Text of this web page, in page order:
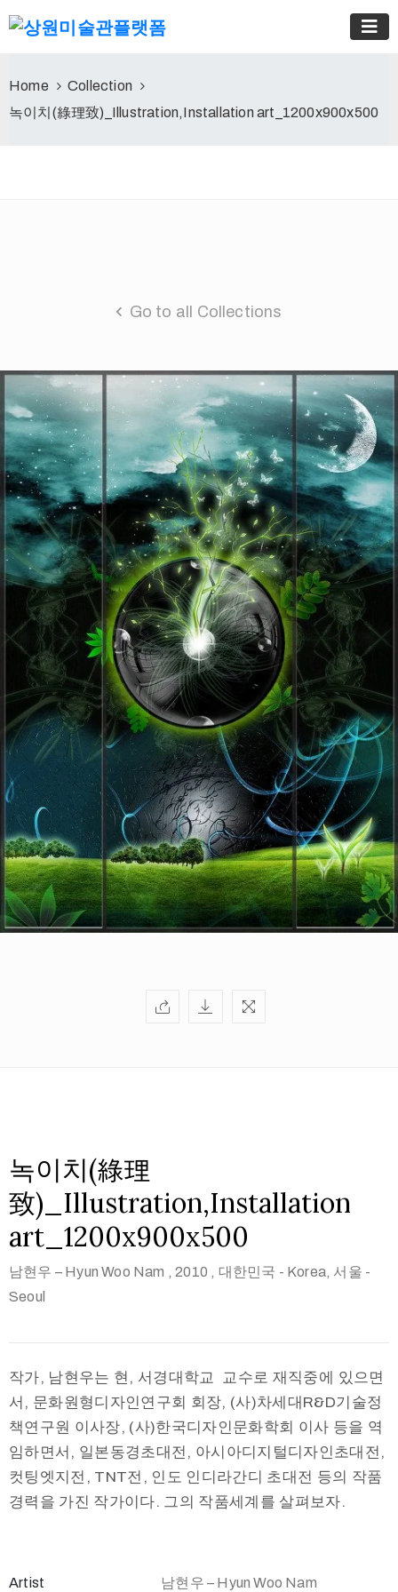
Home
Collection
녹이치(綠理致)_Illustration,Installation art_1200x900x500
Go to all Collections
녹이치(綠理
致)_Illustration,Installation
art_1200x900x500
남현우 – Hyun Woo Nam , 2010 , 대한민국 - Korea, 서울 -
Seoul
작가, 남현우는 현, 서경대학교 교수로 재직중에 있으면
서, 문화원형디자인연구회 회장, (사)차세대R&D기술정
책연구원 이사장, (사)한국디자인문화학회 이사 등을 역
임하면서, 일본동경초대전, 아시아디지털디자인초대전,
컷팅엣지전, TNT전, 인도 인디라간디 초대전 등의 작품
경력을 가진 작가이다. 그의 작품세계를 살펴보자.
Artist 남현우 – Hyun Woo Nam